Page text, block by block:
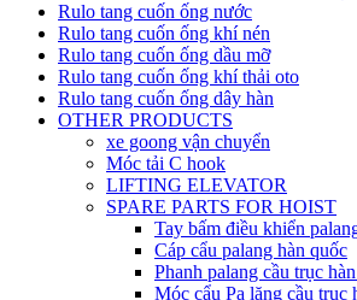
Rulo tang cuốn ống nước
Rulo tang cuốn ống khí nén
Rulo tang cuốn ống dầu mỡ
Rulo tang cuốn ống khí thải oto
Rulo tang cuốn ống dây hàn
OTHER PRODUCTS
xe goong vận chuyển
Móc tải C hook
LIFTING ELEVATOR
SPARE PARTS FOR HOIST
Tay bấm điều khiển
Cáp cẩu palang hàn quốc
Phanh palang cầu trục
Móc cẩu Pa lăng cầu trục